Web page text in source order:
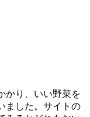
かり、いい野菜を
ました。サイトの